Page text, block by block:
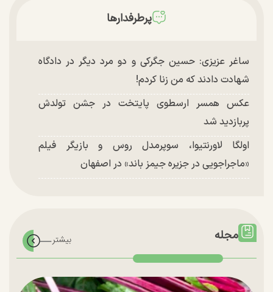
پرطرفدارها
ساغر عزیزی: حسین جگرکی و دو مرد دیگر در دادگاه
شهادت دادند که من زنا کردم!
عکس همسر ارسطوی پایتخت در جشن تولدش
پربازدید شد
اولگا لاورنتیوا، سوپرمدل روس و بازیگر فیلم
«ماجراجویی در جزیره جیمز باند» در اصفهان
مجله